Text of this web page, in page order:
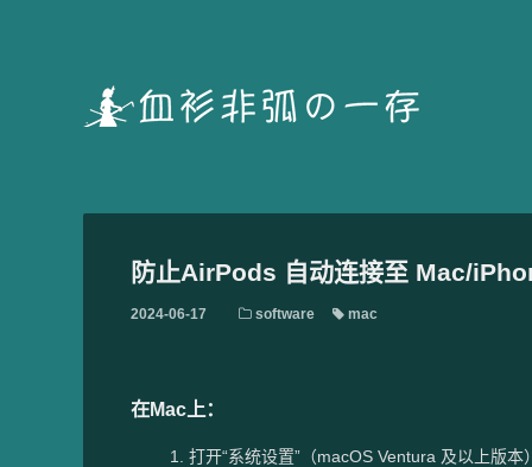
防止AirPods 自动连接至 Mac/
2024-06-17 software mac
在Mac上：
打开“系统设置”（macOS Ventura 及以上版